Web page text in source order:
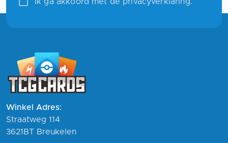
Ik ga akkoord met de privacyverklaring.
Winkel Adres:
Straatweg 114
3621BT Breukelen